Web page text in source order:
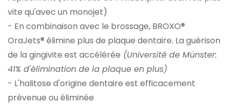
vite qu'avec un monojet)
- En combinaison avec le brossage, BROXO®
OraJets® élimine plus de plaque dentaire. La guérison
de la gingivite est accélérée (Université de Münster:
41% d'élimination de la plaque en plus)
- L'halitose d'origine dentaire est efficacement
prévenue ou éliminée